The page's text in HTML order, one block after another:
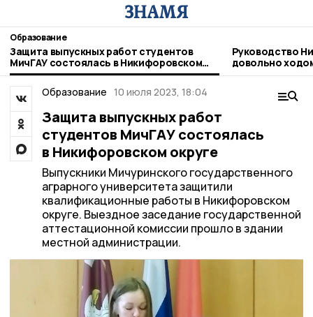
Образование
Защита выпускных работ студентов
МичГАУ состоялась в Никифоровском
округе
Руководство
довольно
Образование 10 июля 2023, 18:04
Защита выпускных работ
студентов МичГАУ состоялась
в Никифоровском округе
Выпускники Мичуринского государственного
аграрного университета защитили
квалификационные работы в Никифоровском
округе. Выездное заседание государственной
аттестационной комиссии прошло в здании
местной администрации.